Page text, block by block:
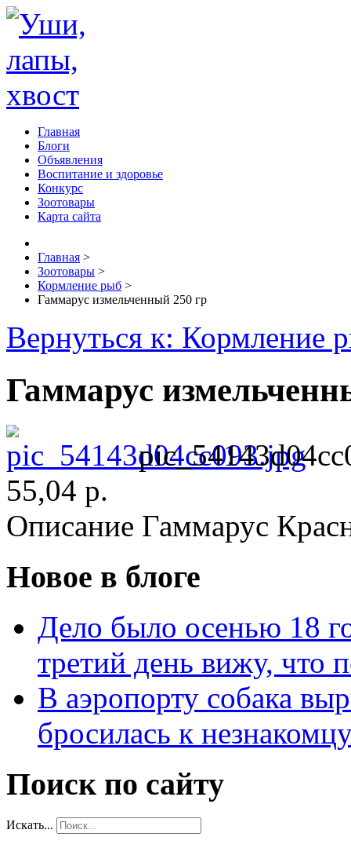
Главная
Блоги
Объявления
Воспитание и здоровье
Конкурс
Зоотовары
Карта сайта
Главная >
Зоотовары >
Кормление рыб >
Гаммарус измельченный 250 гр
Вернуться к: Кормление
Гаммарус
55,04 р.
Описание Гаммарус
Новое в блоге
Дело было осенью 18
третий день вижу, что
В аэропорту собака
бросилась к
Поиск по сайту
Искать...